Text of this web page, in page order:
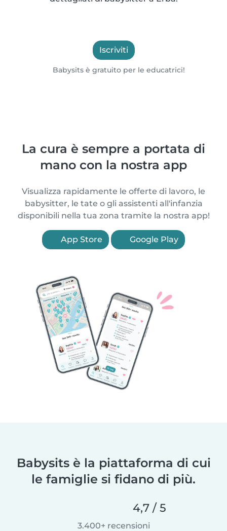
Iscriviti
Babysits è gratuito per le educatrici!
La cura è sempre a portata di
mano con la nostra app
Visualizza rapidamente le offerte di lavoro, le
babysitter, le tate o gli assistenti all'infanzia
disponibili nella tua zona tramite la nostra app!
App Store Google Play
Babysits è la piattaforma di cui
le famiglie si fidano di più.
4,7 / 5
3.400+ recensioni